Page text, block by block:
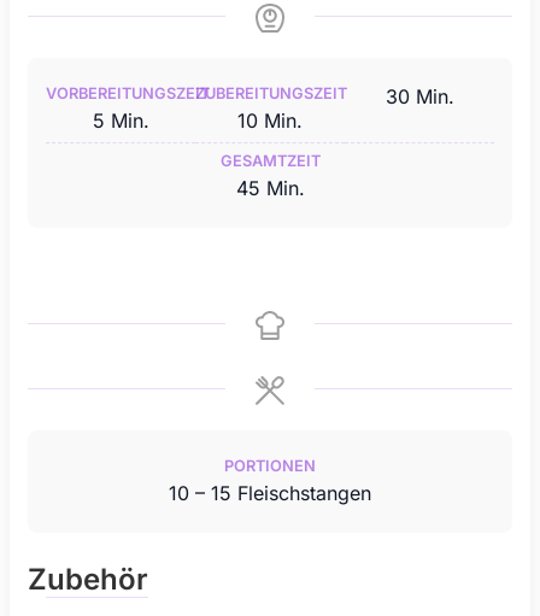
VORBEREITUNGSZEIT
5Minuten
Min.
ZUBEREITUNGSZEIT
10Minuten
Min.
30Minuten
Min.
GESAMTZEIT
45Minuten
Min.
PORTIONEN
10 – 15 Fleischstangen
Zubehör